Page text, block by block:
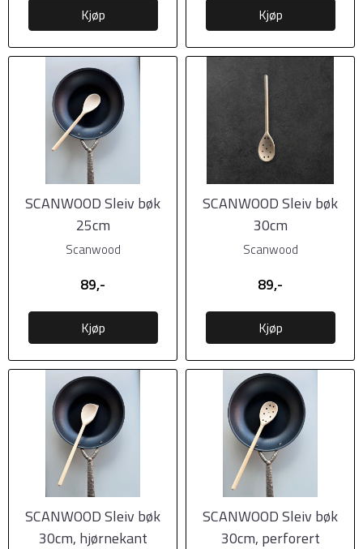
Kjøp Kjøp
SCANWOOD Sleiv bøk
25cm
Scanwood
89,-
Kjøp
SCANWOOD Sleiv bøk
30cm
Scanwood
89,-
Kjøp
SCANWOOD Sleiv bøk
30cm, hjørnekant
SCANWOOD Sleiv bøk
30cm, perforert